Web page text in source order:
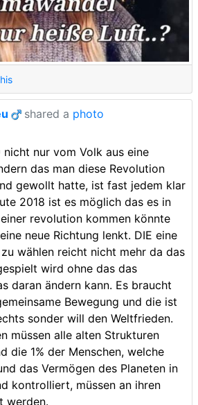
shared a photo
nur vom Volk aus eine
das man diese Revolution
gewollt hatte, ist fast jedem klar
2018 ist es möglich das es in
revolution kommen könnte
neue Richtung lenkt. DIE eine
wählen reicht nicht mehr da das
wird ohne das das
daran ändern kann. Es braucht
Bewegung und die ist
sonder will den Weltfrieden.
müssen alle alten Strukturen
die 1% der Menschen, welche
das Vermögen des Planeten in
kontrolliert, müssen an ihren
werden.